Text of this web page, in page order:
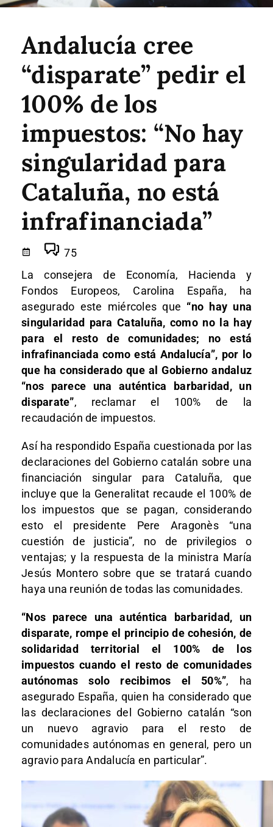
Andalucía cree
“disparate” pedir el
100% de los
impuestos: “No hay
singularidad para
Cataluña, no está
infrafinanciada”
75
La consejera de Economía, Hacienda y
Fondos Europeos, Carolina España, ha
asegurado este miércoles que “no hay una
singularidad para Cataluña, como no la hay
para el resto de comunidades; no está
infrafinanciada como está Andalucía”, por lo
que ha considerado que al Gobierno andaluz
“nos parece una auténtica barbaridad, un
disparate”, reclamar el 100% de la
recaudación de impuestos.
Así ha respondido España cuestionada por las
declaraciones del Gobierno catalán sobre una
financiación singular para Cataluña, que
incluye que la Generalitat recaude el 100% de
los impuestos que se pagan, considerando
esto el presidente Pere Aragonès “una
cuestión de justicia”, no de privilegios o
ventajas; y la respuesta de la ministra María
Jesús Montero sobre que se tratará cuando
haya una reunión de todas las comunidades.
“Nos parece una auténtica barbaridad, un
disparate, rompe el principio de cohesión, de
solidaridad territorial el 100% de los
impuestos cuando el resto de comunidades
autónomas solo recibimos el 50%”, ha
asegurado España, quien ha considerado que
las declaraciones del Gobierno catalán “son
un nuevo agravio para el resto de
comunidades autónomas en general, pero un
agravio para Andalucía en particular”.